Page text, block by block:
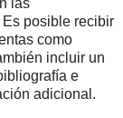
las
posible recibir
como
incluir un
e
adicional.